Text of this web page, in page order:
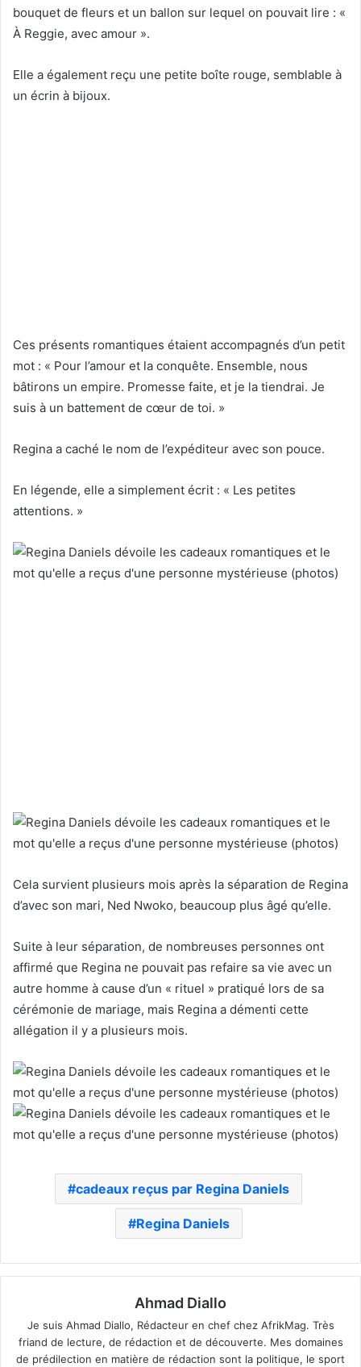
bouquet de fleurs et un ballon sur lequel on pouvait lire : «
À Reggie, avec amour ».
Elle a également reçu une petite boîte rouge, semblable à
un écrin à bijoux.
Ces présents romantiques étaient accompagnés d’un petit
mot : « Pour l’amour et la conquête. Ensemble, nous
bâtirons un empire. Promesse faite, et je la tiendrai. Je
suis à un battement de cœur de toi. »
Regina a caché le nom de l’expéditeur avec son pouce.
En légende, elle a simplement écrit : « Les petites
attentions. »
Cela survient plusieurs mois après la séparation de Regina
d’avec son mari, Ned Nwoko, beaucoup plus âgé qu’elle.
Suite à leur séparation, de nombreuses personnes ont
affirmé que Regina ne pouvait pas refaire sa vie avec un
autre homme à cause d’un « rituel » pratiqué lors de sa
cérémonie de mariage, mais Regina a démenti cette
allégation il y a plusieurs mois.
cadeaux reçus par Regina Daniels
Regina Daniels
Ahmad Diallo
Je suis Ahmad Diallo, Rédacteur en chef chez AfrikMag. Très
friand de lecture, de rédaction et de découverte. Mes domaines
de prédilection en matière de rédaction sont la politique, le sport